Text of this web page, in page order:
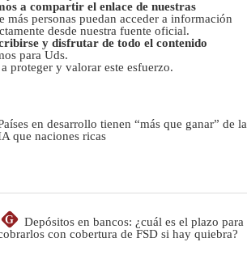
a compartir el enlace de nuestras
más personas puedan acceder a información
desde nuestra fuente oficial.
y disfrutar de todo el contenido
para Uds.
proteger y valorar este esfuerzo.
en desarrollo tienen “más que ganar” de la
que naciones ricas
G
Depósitos en bancos: ¿cuál es el plazo para
con cobertura de FSD si hay quiebra?